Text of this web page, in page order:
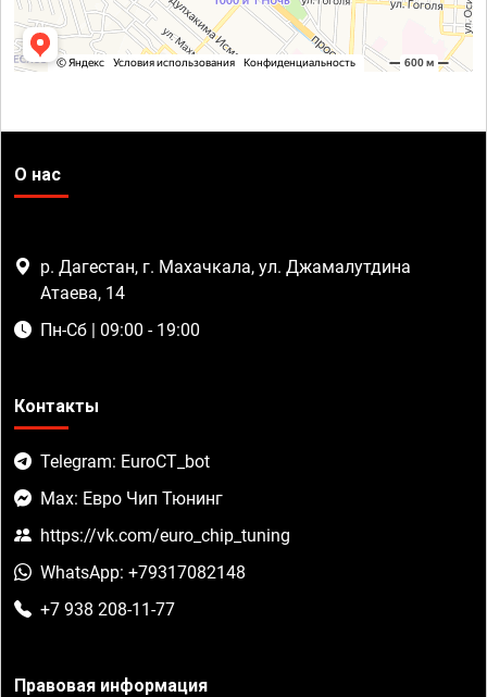
О нас
р. Дагестан, г. Махачкала, ул. Джамалутдина
Атаева, 14
Пн-Сб | 09:00 - 19:00
Контакты
Telegram: EuroCT_bot
Max: Евро Чип Тюнинг
https://vk.com/euro_chip_tuning
WhatsApp: +79317082148
+7 938 208-11-77
Правовая информация